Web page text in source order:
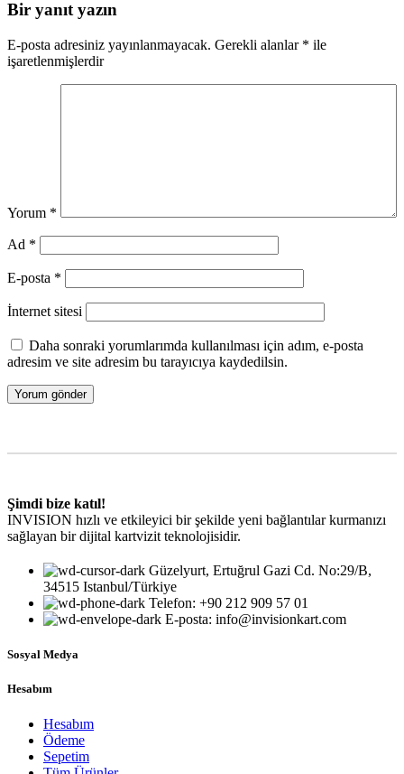
Bir yanıt yazın
E-posta adresiniz yayınlanmayacak. Gerekli alanlar * ile
işaretlenmişlerdir
Yorum *
Ad *
E-posta *
İnternet sitesi
Daha sonraki yorumlarımda kullanılması için adım, e-posta
adresim ve site adresim bu tarayıcıya kaydedilsin.
Şimdi bize katıl!
INVISION hızlı ve etkileyici bir şekilde yeni bağlantılar kurmanızı
sağlayan bir dijital kartvizit teknolojisidir.
Güzelyurt, Ertuğrul Gazi Cd. No:29/B,
34515 Istanbul/Türkiye
Telefon: +90 212 909 57 01
E-posta: info@invisionkart.com
Sosyal Medya
Hesabım
Hesabım
Ödeme
Sepetim